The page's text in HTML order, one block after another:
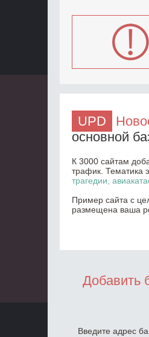
UPD
основной
К 3000 сайтам
трафик. Тематика
трагедии,
Пример сайта с
размещена ваша
Добавить
Введите адрес